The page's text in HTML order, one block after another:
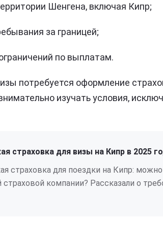
Шенгена, включая Кипр;
за границей;
по выплатам.
потребуется оформление
изучать условия,
страховка для визы на Кипр в 2025
страховка для поездки на Кипр:
страховой компании? Рассказали о